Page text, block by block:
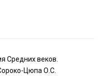
Средних веков.
Цюпа О.С.